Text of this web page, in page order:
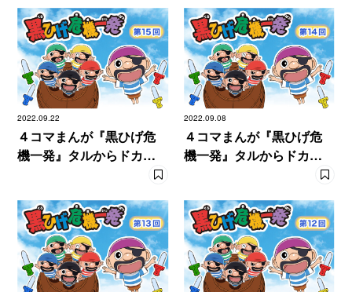
2022.09.22
４コマまんが『黒ひげ危
機一発』タルからドカン
2022.09.08
４コマまんが『黒ひげ危
機一発』タルからドカン